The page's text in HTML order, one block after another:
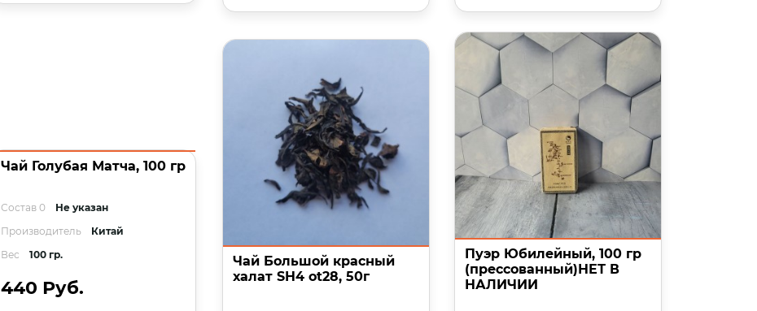
Чай Голубая Матча, 100 гр
Состав 0
Не указан
Производитель
Китай
Вес
100 гр.
440 Руб.
Чай Большой красный
халат SH4 ot28, 50г
Пуэр Юбилейный, 100 гр
(прессованный)НЕТ В
НАЛИЧИИ